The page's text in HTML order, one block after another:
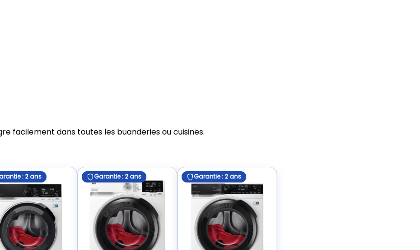
facilement dans toutes les buanderies ou cuisines.
: 2 ans Garantie : 2 ans Garantie : 2 ans